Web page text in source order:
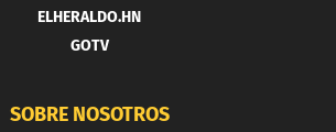
ELHERALDO.HN
GOTV
SOBRE NOSOTROS